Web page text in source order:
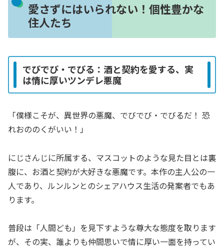
愛さずにはいられない！個性豊かな
住人たち
でびでび・でびる：酒と契約を愛する、実
は情に厚いツンデレ悪魔
「僕様こそが、異世界の悪魔、でびでび・でびるだ！ 恐
れおののくがいい！」
にじさんじに所属する、マスコットのような見た目とは裏
腹に、お酒と契約が大好きな悪魔です。本作の主人公の一
人であり、ルンルンとのシェアハウス生活の発案者でもあ
ります。
普段は「人間ども」を見下すような尊大な態度を取ります
が、その実、誰よりも仲間思いで情に厚い一面を持ってい